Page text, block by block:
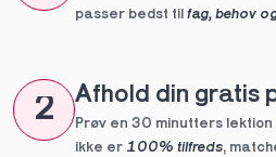
passer bedst til fag, behov
2 Afhold din gratis
Prøv en 30 minutters
ikke er 100% tilfreds,